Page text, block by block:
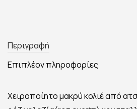
Περιγραφή
Επιπλέον πληροφορίες
Χειροποίητο μακρύ κολιέ από